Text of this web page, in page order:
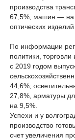
производства
67,5%; машин — на
оптических
По информации
политики,
с 2019 годом
44,6%;
27,8%, арматуры
на 9,5%.
Успехи и у
производство
счет увеличения